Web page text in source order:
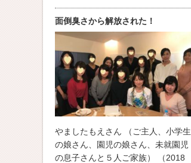
面倒臭さから解放された！
やましたもえさん （ご主人、小学生
の娘さん、園児の娘さん、未就園児
の息子さんと５人ご家族） （2018